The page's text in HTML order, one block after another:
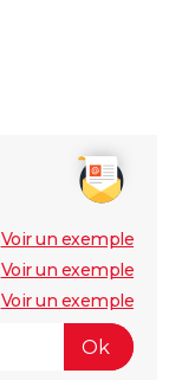
Voir un exemple
Voir un exemple
Voir un exemple